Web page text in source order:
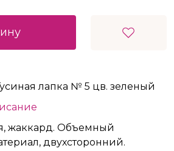
лапка № 5 цв. зеленый
жаккард. Объемный
двухсторонний.